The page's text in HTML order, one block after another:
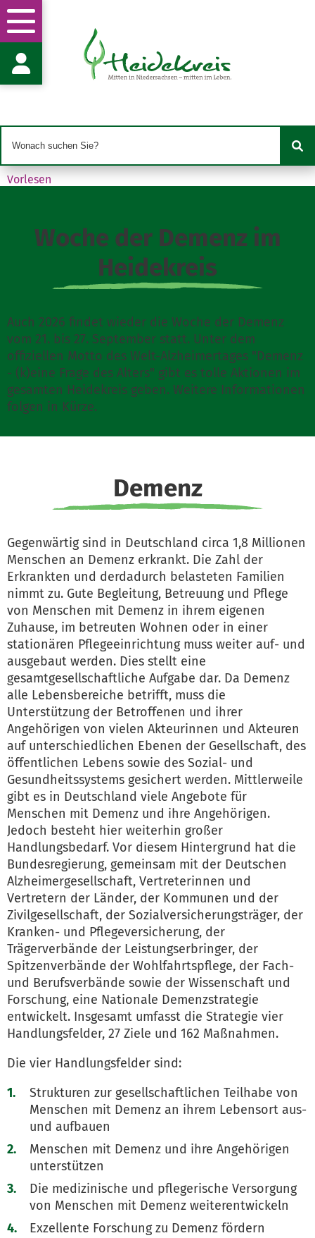
Gesundheitsförderung und -hilfe
Fachgruppenleitung Frau L. Eschbach
l.eschbach@heidekreis.de
05162 970-999141
Vorlesen
Woche der Demenz im
Heidekreis
Auch 2026 findet wieder die Woche der Demenz
vom 21. bis 27. September statt. Unter dem
offiziellen Motto des Welt-Alzheimertages "Demenz
- (k)eine Frage des Alters" gibt es tolle Aktionen im
gesamten Heidekreis geben. Weitere Informationen
folgen in Kürze.
Demenz
Gegenwärtig sind in Deutschland circa 1,8 Millionen
Menschen an Demenz erkrankt. Die Zahl der
Erkrankten und derdadurch belasteten Familien
nimmt zu. Gute Begleitung, Betreuung und Pflege
von Menschen mit Demenz in ihrem eigenen
Zuhause, im betreuten Wohnen oder in einer
stationären Pflegeeinrichtung muss weiter auf- und
ausgebaut werden. Dies stellt eine
gesamtgesellschaftliche Aufgabe dar. Da Demenz
alle Lebensbereiche betrifft, muss die
Unterstützung der Betroffenen und ihrer
Angehörigen von vielen Akteurinnen und Akteuren
auf unterschiedlichen Ebenen der Gesellschaft, des
öffentlichen Lebens sowie des Sozial- und
Gesundheitssystems gesichert werden. Mittlerweile
gibt es in Deutschland viele Angebote für
Menschen mit Demenz und ihre Angehörigen.
Jedoch besteht hier weiterhin großer
Handlungsbedarf. Vor diesem Hintergrund hat die
Bundesregierung, gemeinsam mit der Deutschen
Alzheimergesellschaft, Vertreterinnen und
Vertretern der Länder, der Kommunen und der
Zivilgesellschaft, der Sozialversicherungsträger, der
Kranken- und Pflegeversicherung, der
Trägerverbände der Leistungserbringer, der
Spitzenverbände der Wohlfahrtspflege, der Fach-
und Berufsverbände sowie der Wissenschaft und
Forschung, eine Nationale Demenzstrategie
entwickelt. Insgesamt umfasst die Strategie vier
Handlungsfelder, 27 Ziele und 162 Maßnahmen.
Die vier Handlungsfelder sind:
Strukturen zur gesellschaftlichen Teilhabe von
Menschen mit Demenz an ihrem Lebensort aus-
und aufbauen
Menschen mit Demenz und ihre Angehörigen
unterstützen
Die medizinische und pflegerische Versorgung
von Menschen mit Demenz weiterentwickeln
Exzellente Forschung zu Demenz fördern